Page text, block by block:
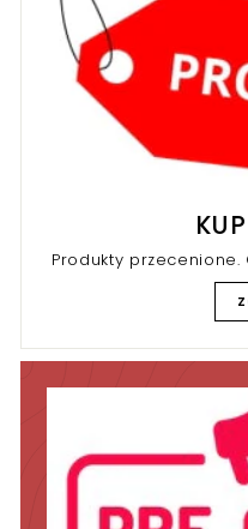
Produkty